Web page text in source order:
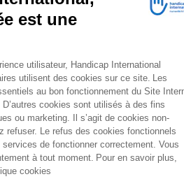
dense. Pour les trouver, les
est trouvé, il n’est surtout
mines sont en plastique :
creuser de larges portions
du champ de mines où elles
opérations, en particulier les
les bergers locaux, qui
beaucoup de villageois ont dû